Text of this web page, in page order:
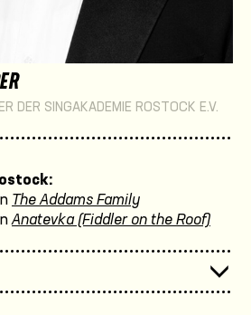
DER SINGAKADEMIE ROSTOCK E.V.
The Addams Family
Anatevka (Fiddler on the Roof)